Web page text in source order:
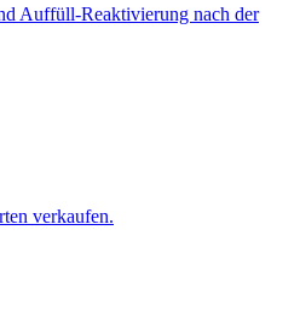
Auffüll-Reaktivierung nach der
verkaufen.